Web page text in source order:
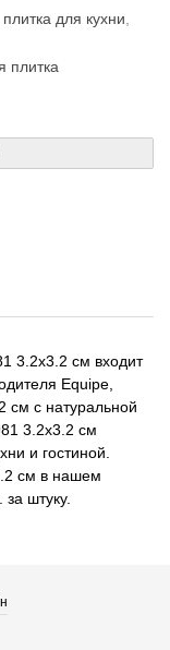
плитка для кухни
плитка
3.2x3.2 см входит
Equipe,
см с натуральной
3.2x3.2 см
и гостиной.
см в нашем
штуку.